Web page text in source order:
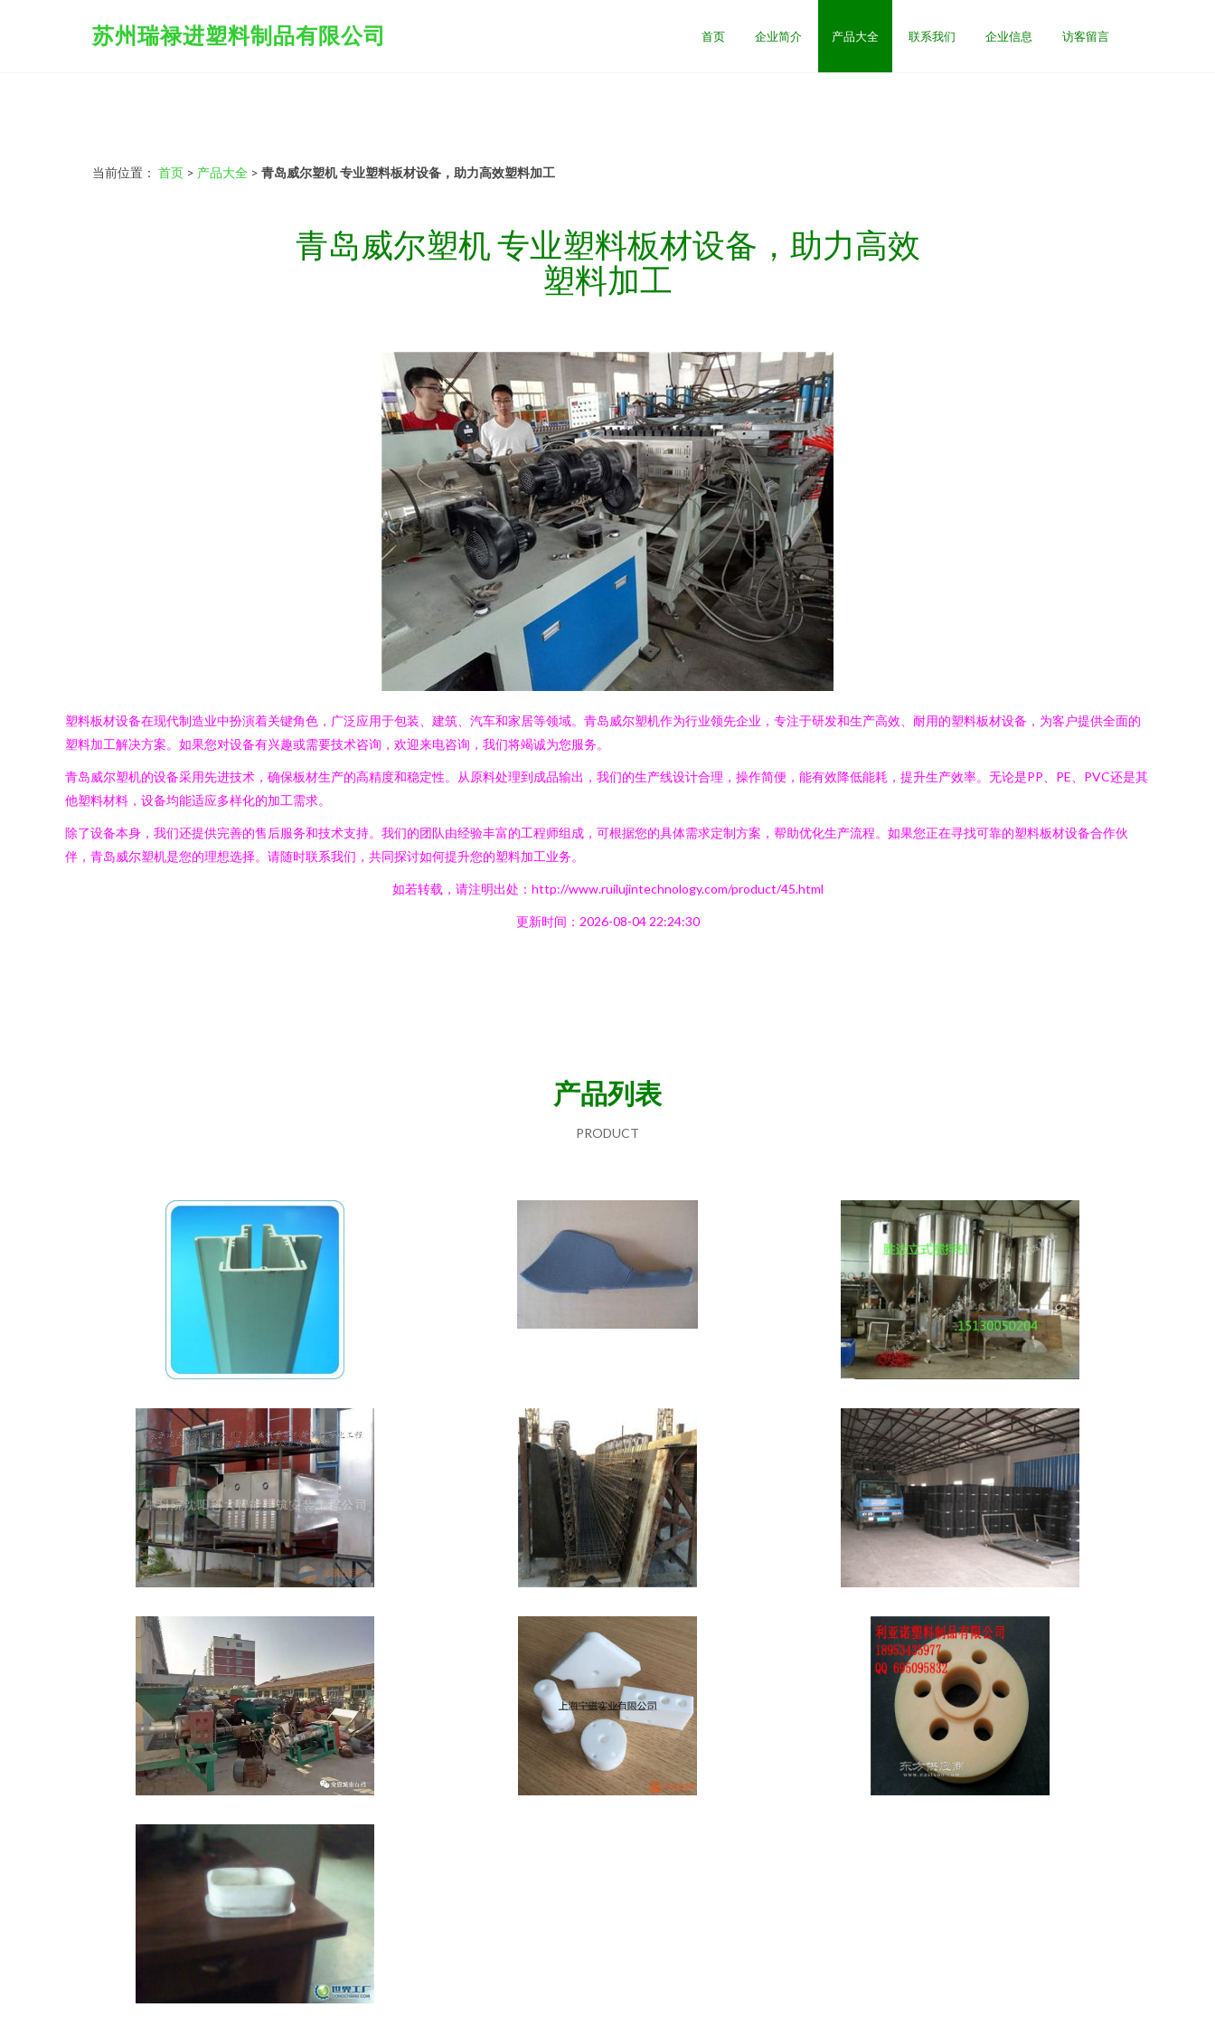
苏州瑞禄进塑料制品有限公司 首页 企业简介 产品大全 联系我们 企业信息 访客留言
当前位置： 首页 > 产品大全 > 青岛威尔塑机 专业塑料板材设备，助力高效塑料加工
青岛威尔塑机 专业塑料板材设备，助力高效
塑料加工
塑料板材设备在现代制造业中扮演着关键角色，广泛应用于包装、建筑、汽车和家居等领域。青岛威尔塑机作为行业领先企业，专注于研发和生产高效、耐用的塑料板材设备，为客户提供全面的
塑料加工解决方案。如果您对设备有兴趣或需要技术咨询，欢迎来电咨询，我们将竭诚为您服务。
青岛威尔塑机的设备采用先进技术，确保板材生产的高精度和稳定性。从原料处理到成品输出，我们的生产线设计合理，操作简便，能有效降低能耗，提升生产效率。无论是PP、PE、PVC还是其
他塑料材料，设备均能适应多样化的加工需求。
除了设备本身，我们还提供完善的售后服务和技术支持。我们的团队由经验丰富的工程师组成，可根据您的具体需求定制方案，帮助优化生产流程。如果您正在寻找可靠的塑料板材设备合作伙
伴，青岛威尔塑机是您的理想选择。请随时联系我们，共同探讨如何提升您的塑料加工业务。
如若转载，请注明出处：http://www.ruilujintechnology.com/product/45.html
更新时间：2026-08-04 22:24:30
产品列表
PRODUCT